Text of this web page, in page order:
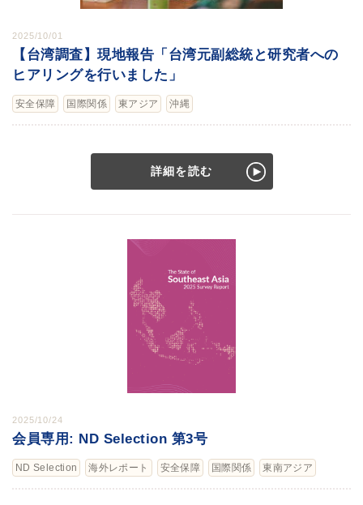
2025/10/01
【台湾調査】現地報告「台湾元副総統と研究者への
ヒアリングを行いました」
安全保障 国際関係 東アジア 沖縄
詳細を読む
2025/10/24
会員専用: ND Selection 第3号
ND Selection 海外レポート 安全保障 国際関係 東南アジア